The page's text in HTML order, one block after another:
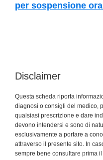
per sospensione
Disclaimer
Questa scheda riporta
diagnosi o consigli del medico,
qualsiasi prescrizione e dare
devono intendersi e sono di
esclusivamente a portare a
attraverso il presente sito. In
sempre bene consultare prima